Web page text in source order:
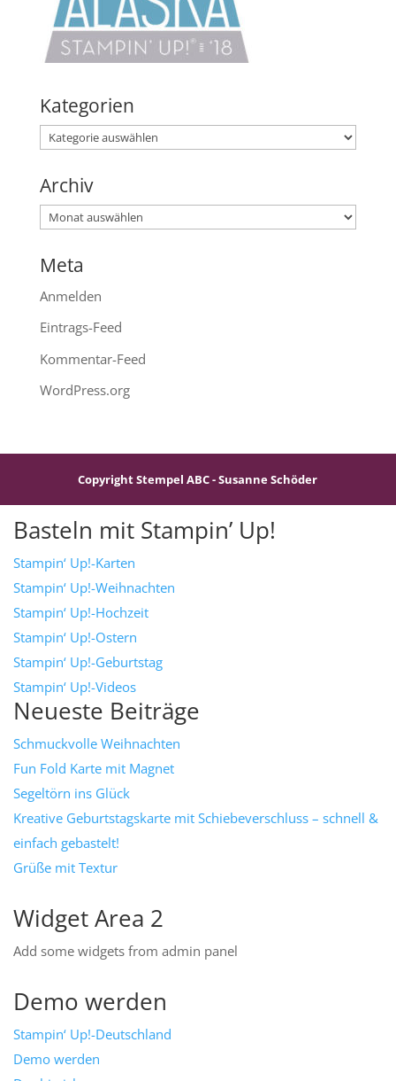
Kategorien
Kategorien
Archiv
Archiv
Meta
Anmelden
Eintrags-Feed
Kommentar-Feed
WordPress.org
Copyright Stempel ABC - Susanne Schöder
Basteln mit Stampin’ Up!
Stampin‘ Up!-Karten
Stampin‘ Up!-Weihnachten
Stampin‘ Up!-Hochzeit
Stampin‘ Up!-Ostern
Stampin‘ Up!-Geburtstag
Stampin‘ Up!-Videos
Neueste Beiträge
Schmuckvolle Weihnachten
Fun Fold Karte mit Magnet
Segeltörn ins Glück
Kreative Geburtstagskarte mit Schiebeverschluss – schnell &
einfach gebastelt!
Grüße mit Textur
Widget Area 2
Add some widgets from admin panel
Demo werden
Stampin‘ Up!-Deutschland
Demo werden